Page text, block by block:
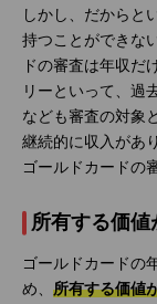
しかし、だからと
持つことができな
ドの審査は年収だ
リーといって、過
なども審査の対象
継続的に収入があ
ゴールドカードの
所有する価
ゴールドカードの
め、 所有する価値